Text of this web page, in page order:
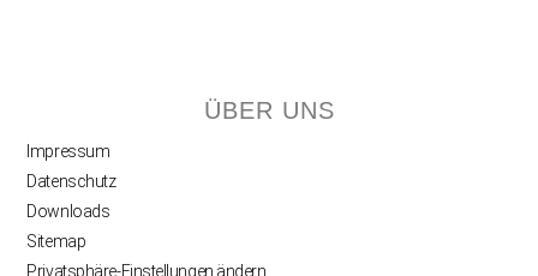
ÜBER UNS
Impressum
Datenschutz
Downloads
Sitemap
Privatsphäre-Einstellungen ändern